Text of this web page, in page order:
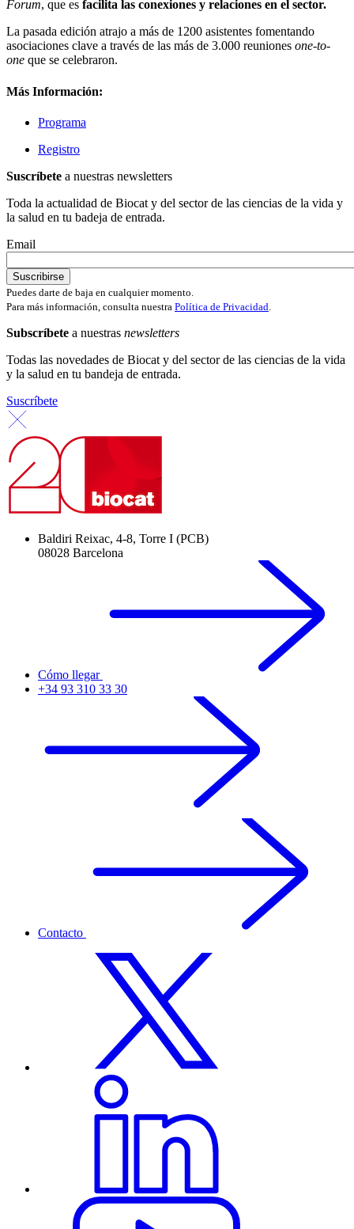
Forum, que es facilita las conexiones y relaciones en el sector.
La pasada edición atrajo a más de 1200 asistentes fomentando
asociaciones clave a través de las más de 3.000 reuniones one-to-
one que se celebraron.
Más Información:
Programa
Registro
Suscríbete a nuestras newsletters
Toda la actualidad de Biocat y del sector de las ciencias de la vida y
la salud en tu badeja de entrada.
Email
Puedes darte de baja en cualquier momento.
Para más información, consulta nuestra Política de Privacidad
Subscríbete a nuestras newsletters
Todas las novedades de Biocat y del sector de las ciencias de la vida
y la salud en tu bandeja de entrada.
Suscríbete
Baldiri Reixac, 4-8, Torre I (PCB)
08028 Barcelona
Cómo llegar
+34 93 310 33 30
Contacto